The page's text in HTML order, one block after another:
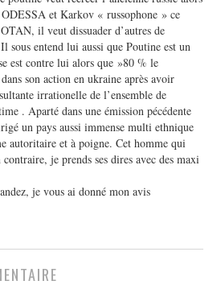
et Karkov « russophone » ce
il veut dissuader d’autres de
sous entend lui aussi que Poutine est un
est contre lui alors que »80 % le
son action en ukraine après avoir
irrationelle de l’ensemble de
. Aparté dans une émission pécédente
un pays aussi immense multi ethnique
autoritaire et à poigne. Cet homme qui
je prends ses dires avec des maxi
je vous ai donné mon avis